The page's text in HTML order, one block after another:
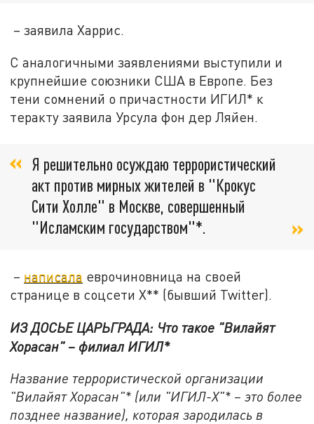
– заявила Харрис.
С аналогичными заявлениями выступили и
крупнейшие союзники США в Европе. Без
тени сомнений о причастности ИГИЛ* к
теракту заявила Урсула фон дер Ляйен.
Я решительно осуждаю террористический
акт против мирных жителей в "Крокус
Сити Холле" в Москве, совершенный
"Исламским государством"*.
– написала еврочиновница на своей
странице в соцсети X** (бывший Twitter).
ИЗ ДОСЬЕ ЦАРЬГРАДА: Что такое "Вилайят
Хорасан" – филиал ИГИЛ*
Название террористической организации
"Вилайят Хорасан"* (или "ИГИЛ-Х"* – это более
позднее название), которая зародилась в